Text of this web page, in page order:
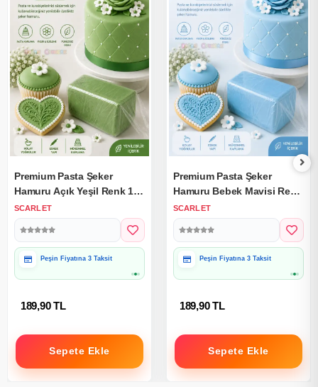
Premium Pasta Şeker
Hamuru Açık Yeşil Renk 1
Kg.
SCARLET
Peşin Fiyatına 3 Taksit
189,90 TL
Sepete Ekle
Premium Pasta Şeker
Hamuru Bebek Mavisi Renk
1 Kg.
SCARLET
Peşin Fiyatına 3 Taksit
189,90 TL
Sepete Ekle